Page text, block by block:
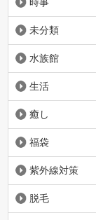
未分類
水族館
生活
癒し
福袋
紫外線対策
脱毛